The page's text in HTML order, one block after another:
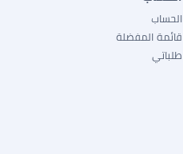
الحساب
قائمة المفضلة
طلباتي